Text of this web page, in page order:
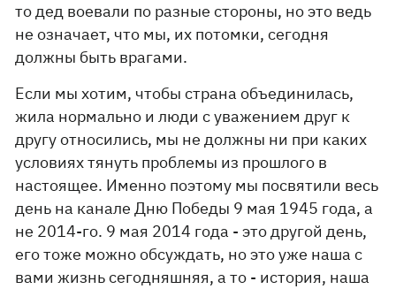
то дед воевали по разные стороны, но это ведь
не означает, что мы, их потомки, сегодня
должны быть врагами.
Если мы хотим, чтобы страна объединилась,
жила нормально и люди с уважением друг к
другу относились, мы не должны ни при каких
условиях тянуть проблемы из прошлого в
настоящее. Именно поэтому мы посвятили весь
день на канале Дню Победы 9 мая 1945 года, а
не 2014-го. 9 мая 2014 года - это другой день,
его тоже можно обсуждать, но это уже наша с
вами жизнь сегодняшняя, а то - история, наша